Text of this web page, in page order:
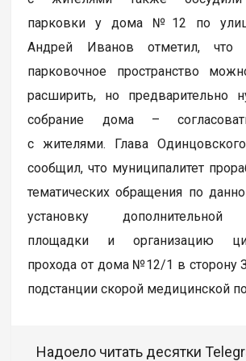
парковки у дома №12 по
Андрей Иванов отметил, что
парковочное пространство
расширить, но предварительно
собрание дома –
с жителями. Глава
сообщил, что муниципалитет
тематических обращения по
установку дополнительной
площадки и организацию
прохода от дома №12/1 в сторону
подстанции скорой медицинской
Надоело читать десятки